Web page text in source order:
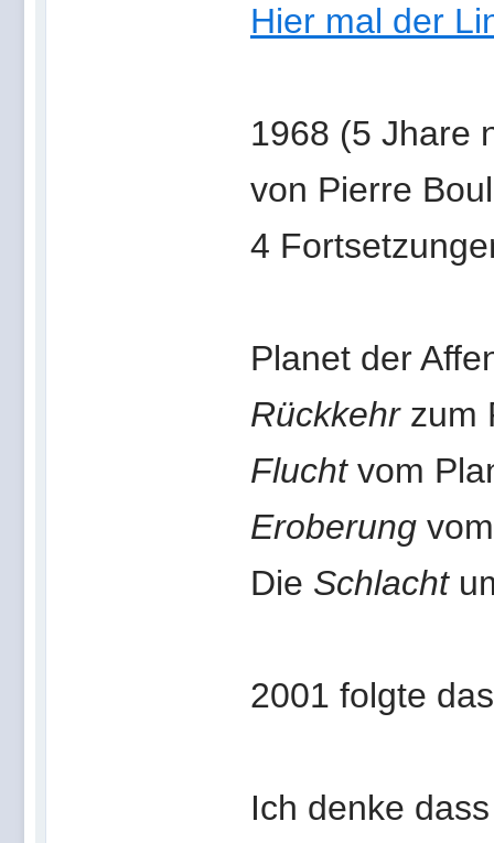
Hier mal der
1968 (5 Jhare
von Pierre
4
Planet der
Rückkehrzum
Fluchtvom
Eroberung
Die Schlacht
2001 folgte
Ich denke